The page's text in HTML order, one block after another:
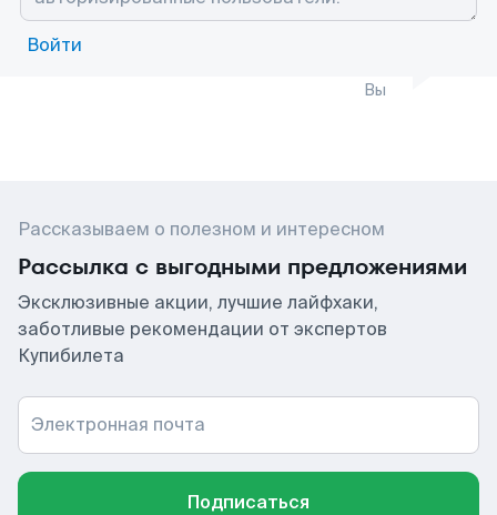
Войти
Вы
Рассказываем о полезном и интересном
Рассылка с выгодными предложениями
Эксклюзивные акции, лучшие лайфхаки,
заботливые рекомендации от экспертов
Купибилета
Электронная почта
Подписаться